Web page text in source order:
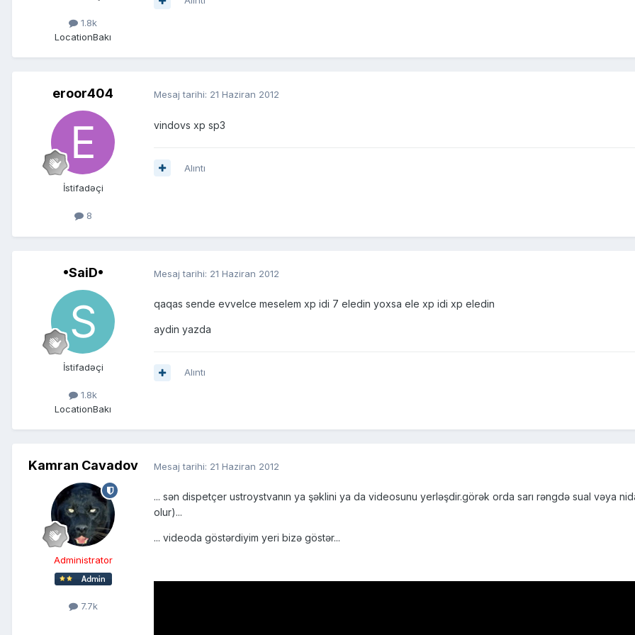
1.8k
LocationBakı
eroor404
İstifadəçi
8
Mesaj tarihi: 21 Haziran 2012
vindovs xp sp3
Alıntı
•SaiD•
İstifadəçi
1.8k
LocationBakı
Mesaj tarihi: 21 Haziran 2012
qaqas sende evvelce meselem xp idi 7 eledin yoxsa ele xp idi xp eledin
aydin yazda
Alıntı
Kamran Cavadov
Administrator
7.7k
Mesaj tarihi: 21 Haziran 2012
... sən dispetçer ustroystvanın ya şəklini ya da videosunu yerləşdir.görək orda sarı rəngdə sual vəya
olur)...
... videoda göstərdiyim yeri bizə göstər...